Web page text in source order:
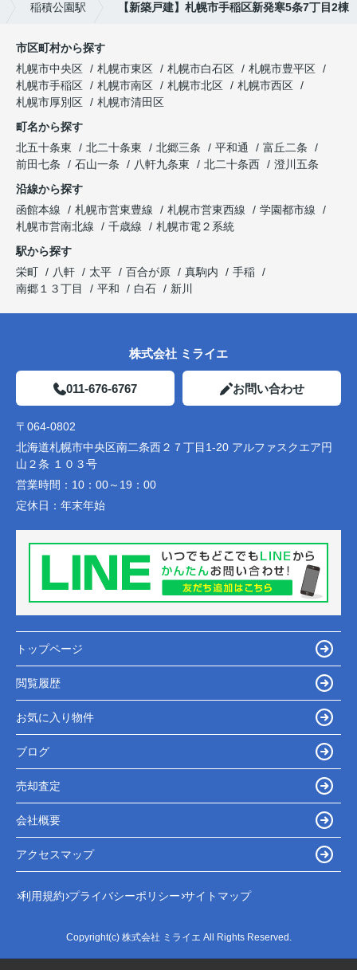
稲積公園駅 【新築戸建】札幌市手稲区新発寒5条7丁目2棟
市区町村から探す
札幌市中央区
札幌市東区 札幌市白石区
札幌市豊平区
札幌市手稲区
札幌市南区 札幌市北区
札幌市西区
札幌市厚別区
札幌市清田区
町名から探す
北五十条東
北二十条東 北郷三条 平和通
富丘二条
前田七条
石山一条 八軒九条東 北二十条西
澄川五条
沿線から探す
函館本線
札幌市営東豊線 札幌市営東西線
学園都市線
札幌市営南北線
千歳線
札幌市電２系統
駅から探す
栄町
八軒 太平 百合が原 真駒内
手稲
南郷１３丁目
平和 白石 新川
株式会社 ミライエ
011-676-6767 お問い合わせ
〒064-0802
北海道札幌市中央区南二条西２７丁目1-20 アルファスクエア円
山２条 １０３号
営業時間： 10：00～19：00
定休日： 年末年始
トップページ
閲覧履歴
お気に入り物件
ブログ
売却査定
会社概要
アクセスマップ
利用規約 プライバシーポリシー サイトマップ
Copyright(c) 株式会社 ミライエ All Rights Reserved.